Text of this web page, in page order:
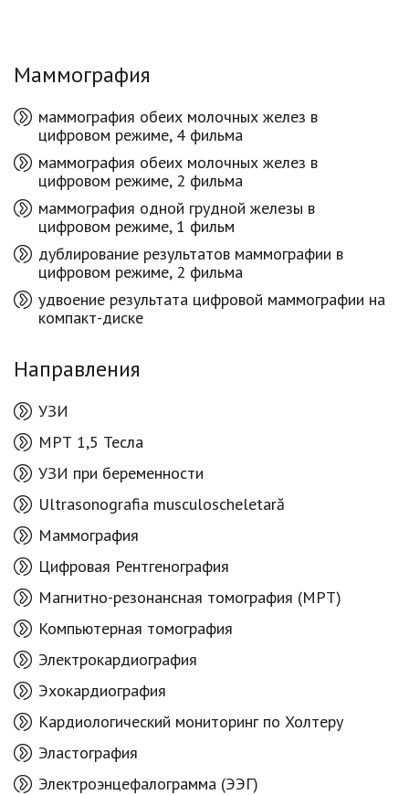
Маммография
маммография обеих молочных желез в
цифровом режиме, 4 фильма
маммография обеих молочных желез в
цифровом режиме, 2 фильма
маммография одной грудной железы в
цифровом режиме, 1 фильм
дублирование результатов маммографии в
цифровом режиме, 2 фильма
удвоение результата цифровой маммографии на
компакт-диске
Направления
УЗИ
МРТ 1,5 Тесла
УЗИ при беременности
Ultrasonografia musculoscheletară
Маммография
Цифровая Рентгенография
Магнитно-резонансная томография (МРТ)
Компьютерная томография
Электрокардиография
Эхокардиография
Кардиологический мониторинг по Холтеру
Эластография
Электроэнцефалограмма (ЭЭГ)